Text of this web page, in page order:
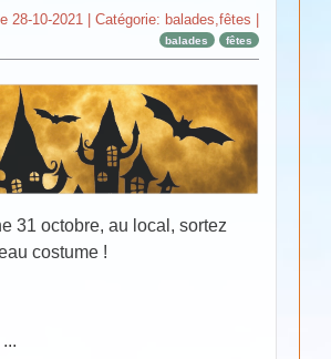
28-10-2021 | Catégorie: balades,fêtes |
balades fêtes
31 octobre, au local, sortez
costume !